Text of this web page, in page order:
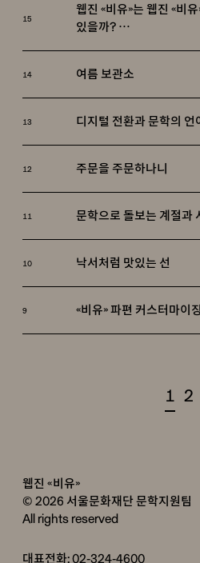
15
웹진 《비유》는 웹진 《비
있을까?
14 여름 보관소
13 디지털 전환과 문학의 언
12 주문을 주문하나니
11 문학으로 돌보는 계절과
10 낙서처럼 맛있는 선
9 《비유》 파편 커스터마이징
1 2
웹진 «비유»
© 2026 서울문화재단 문학지원팀
All rights reserved
대표전화: 02-324-4600